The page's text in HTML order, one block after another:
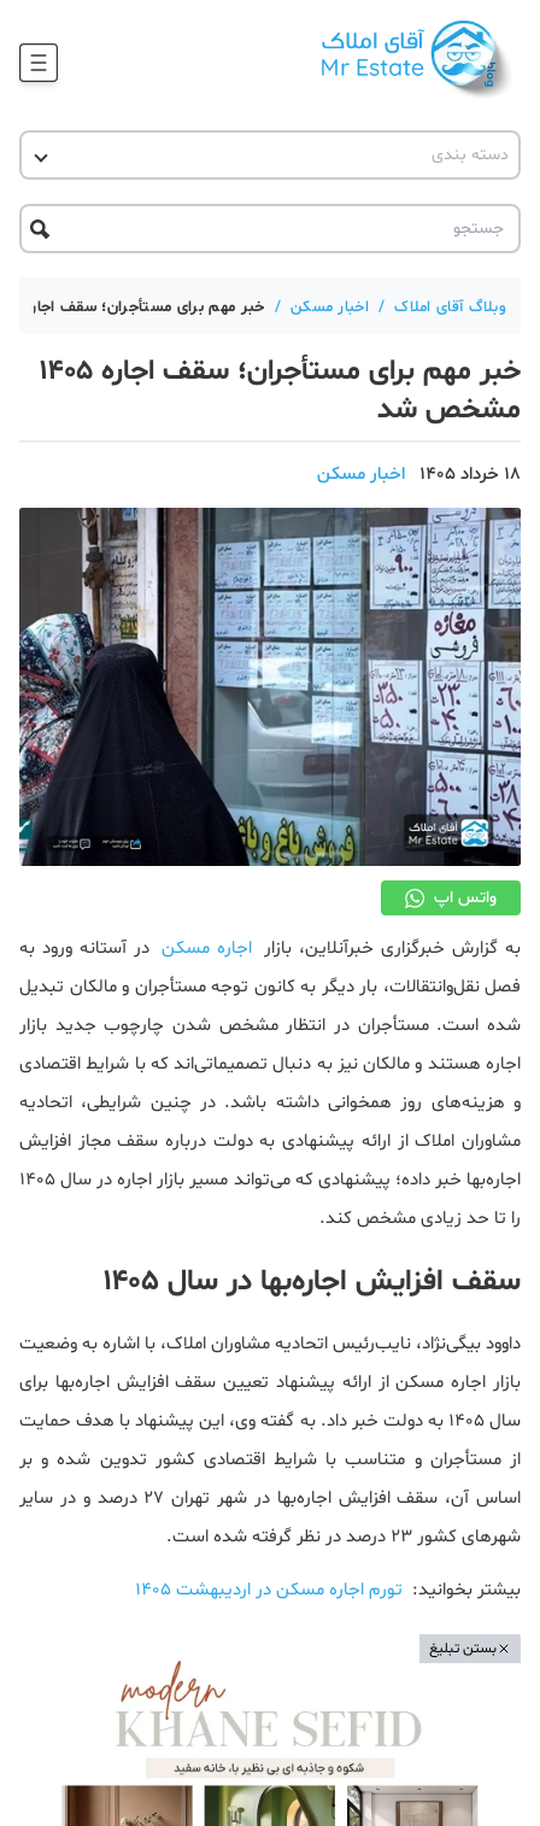
آموزش املاک
حقوقی
آکادمی
دسته بندی
آقای مشاور املاک
آکادمی آقای املاک
آموزش املاک
آموزش پلتفرم آقای املاک
تحلیل مسکن
دکوراسیون
صنعت ساختمان
محله گردی
معماری
ملکی
همایش و نمایشگاه
وبلاگ آقای املاک / اخبار مسکن / خبر مهم برای مستأجران؛ سقف اجاره ۱۴۰۵ مشخص شد
خبر مهم برای مستأجران؛ سقف اجاره ۱۴۰۵
مشخص شد
18 خرداد 1405 اخبار مسکن
واتس اپ
به گزارش خبرگزاری خبرآنلاین، بازار اجاره مسکن در آستانه ورود به
فصل نقل‌وانتقالات، بار دیگر به کانون توجه مستأجران و مالکان تبدیل
شده است. مستأجران در انتظار مشخص شدن چارچوب جدید بازار
اجاره هستند و مالکان نیز به دنبال تصمیماتی‌اند که با شرایط اقتصادی
و هزینه‌های روز همخوانی داشته باشد. در چنین شرایطی، اتحادیه
مشاوران املاک از ارائه پیشنهادی به دولت درباره سقف مجاز افزایش
اجاره‌بها خبر داده؛ پیشنهادی که می‌تواند مسیر بازار اجاره در سال ۱۴۰۵
را تا حد زیادی مشخص کند.
سقف افزایش اجاره‌بها در سال ۱۴۰۵
داوود بیگی‌نژاد، نایب‌رئیس اتحادیه مشاوران املاک، با اشاره به وضعیت
بازار اجاره مسکن از ارائه پیشنهاد تعیین سقف افزایش اجاره‌بها برای
سال ۱۴۰۵ به دولت خبر داد. به گفته وی، این پیشنهاد با هدف حمایت
از مستأجران و متناسب با شرایط اقتصادی کشور تدوین شده و بر
اساس آن، سقف افزایش اجاره‌بها در شهر تهران ۲۷ درصد و در سایر
شهرهای کشور ۲۳ درصد در نظر گرفته شده است.
بیشتر بخوانید: تورم اجاره مسکن در اردیبهشت 1405
بستن تبلیغ